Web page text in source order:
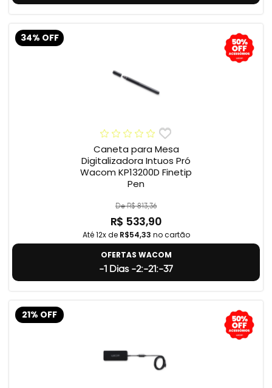
34% OFF
Caneta para Mesa
Digitalizadora Intuos Pró
Wacom KP13200D Finetip
Pen
De R$ 813,36
R$ 533,90
Até 12x de R$54,33 no cartão
OFERTAS WACOM
-1 Dias -2:-21:-38
21% OFF